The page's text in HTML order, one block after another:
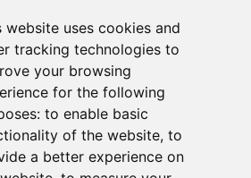
website uses cookies and
tracking technologies to
your browsing
for the following
to enable basic
of the website, to
a better experience on